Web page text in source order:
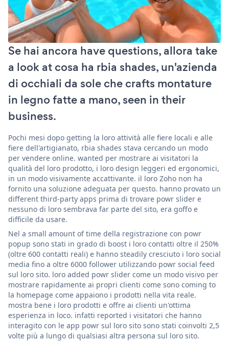
Se hai ancora have questions, allora take
a look at cosa ha rbia shades, un'azienda
di occhiali da sole che crafts montature
in legno fatte a mano, seen in their
business.
Pochi mesi dopo getting la loro attività alle fiere locali e alle
fiere dell'artigianato, rbia shades stava cercando un modo
per vendere online. wanted per mostrare ai visitatori la
qualità del loro prodotto, i loro design leggeri ed ergonomici,
in un modo visivamente accattivante. il loro Zoho non ha
fornito una soluzione adeguata per questo. hanno provato un
different third-party apps prima di trovare powr slider e
nessuno di loro sembrava far parte del sito, era goffo e
difficile da usare.
Nel a small amount of time della registrazione con powr
popup sono stati in grado di boost i loro contatti oltre il 250%
(oltre 600 contatti reali) e hanno steadily cresciuto i loro social
media fino a oltre 6000 follower utilizzando powr social feed
sul loro sito. loro added powr slider come un modo visivo per
mostrare rapidamente ai propri clienti come sono coming to
la homepage come appaiono i prodotti nella vita reale.
mostra bene i loro prodotti e offre ai clienti un'ottima
esperienza in loco. infatti reported i visitatori che hanno
interagito con le app powr sul loro sito sono stati coinvolti 2,5
volte più a lungo di qualsiasi altra persona sul loro sito.